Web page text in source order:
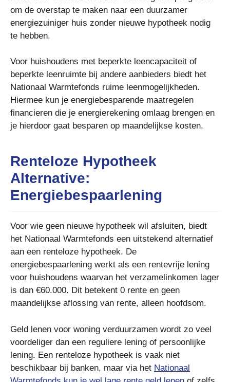
om de overstap te maken naar een duurzamer
energiezuiniger huis zonder nieuwe hypotheek nodig
te hebben.
Voor huishoudens met beperkte leencapaciteit of
beperkte leenruimte bij andere aanbieders biedt het
Nationaal Warmtefonds ruime leenmogelijkheden.
Hiermee kun je energiebesparende maatregelen
financieren die je energierekening omlaag brengen en
je hierdoor gaat besparen op maandelijkse kosten.
Renteloze Hypotheek
Alternative:
Energiebespaarlening
Voor wie geen nieuwe hypotheek wil afsluiten, biedt
het Nationaal Warmtefonds een uitstekend alternatief
aan een renteloze hypotheek. De
energiebespaarlening werkt als een rentevrije lening
voor huishoudens waarvan het verzamelinkomen lager
is dan €60.000. Dit betekent 0 rente en geen
maandelijkse aflossing van rente, alleen hoofdsom.
Geld lenen voor woning verduurzamen wordt zo veel
voordeliger dan een reguliere lening of persoonlijke
lening. Een renteloze hypotheek is vaak niet
beschikbaar bij banken, maar via het Nationaal